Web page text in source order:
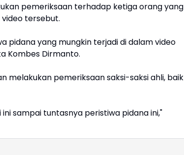
pemeriksaan terhadap ketiga orang yang
tersebut.
pidana yang mungkin terjadi di dalam video
Kombes Dirmanto.
melakukan pemeriksaan saksi-saksi ahli, baik
sampai tuntasnya peristiwa pidana ini,"